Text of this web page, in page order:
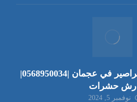
شركة مكافحة الصراصير في عجمان |0568950034|
رش حشرات
نوفمبر 5, 2024